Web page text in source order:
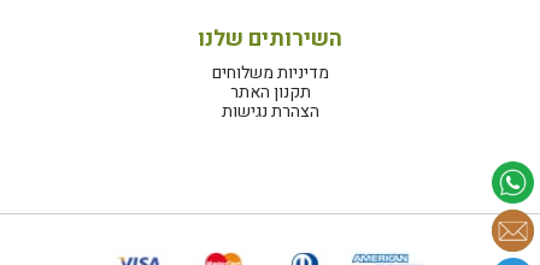
השירותים שלנו
מדיניות משלוחים
תקנון האתר
הצהרת נגישות